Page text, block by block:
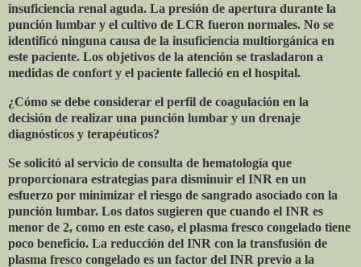
insuficiencia renal aguda. La presión de apertura durante la
punción lumbar y el cultivo de LCR fueron normales. No se
identificó ninguna causa de la insuficiencia multiorgánica en
este paciente. Los objetivos de la atención se trasladaron a
medidas de confort y el paciente falleció en el hospital.
¿Cómo se debe considerar el perfil de coagulación en la
decisión de realizar una punción lumbar y un drenaje
diagnósticos y terapéuticos?
Se solicitó al servicio de consulta de hematología que
proporcionara estrategias para disminuir el INR en un
esfuerzo por minimizar el riesgo de sangrado asociado con la
punción lumbar. Los datos sugieren que cuando el INR es
menor de 2, como en este caso, el plasma fresco congelado tiene
poco beneficio. La reducción del INR con la transfusión de
plasma fresco congelado es un factor del INR previo a la